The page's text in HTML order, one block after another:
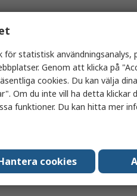
motstånd
°C
för statistisk användningsanalys,
Genom att klicka på
cookies. Du kan välja
Om du inte vill ha detta klickar
funktioner. Du kan hitta mer
cookies